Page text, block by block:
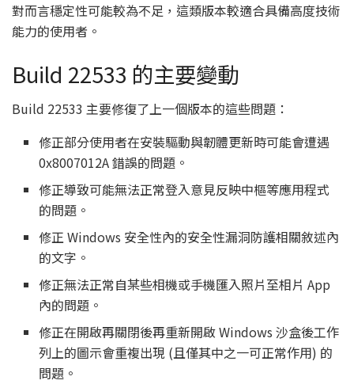
對而言穩定性可能較為不足，這類版本較適合具備高度技術
能力的使用者。
Build 22533 的主要變動
Build 22533 主要修復了上一個版本的這些問題：
修正部分使用者在安裝驅動與韌體更新時可能會遭遇
0x8007012A 錯誤的問題。
修正導致可能無法正常登入意見反映中樞等應用程式
的問題。
修正 Windows 安全性內的安全性漏洞防護相關敘述內
的文字。
修正無法正常自某些相機或手機匯入照片至相片 App
內的問題。
修正在開啟再關閉後再重新開啟 Windows 沙盒後工作
列上的圖示會重複出現 (且僅其中之一可正常作用) 的
問題。